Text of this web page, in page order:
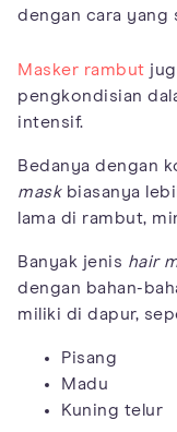
dengan cara yang
Masker rambut
pengkondisian
intensif.
Bedanya dengan
maskbiasanya
lama di rambut,
Banyak jenis hair
dengan bahan-
miliki di dapur,
Pisang
Madu
Kuning telur